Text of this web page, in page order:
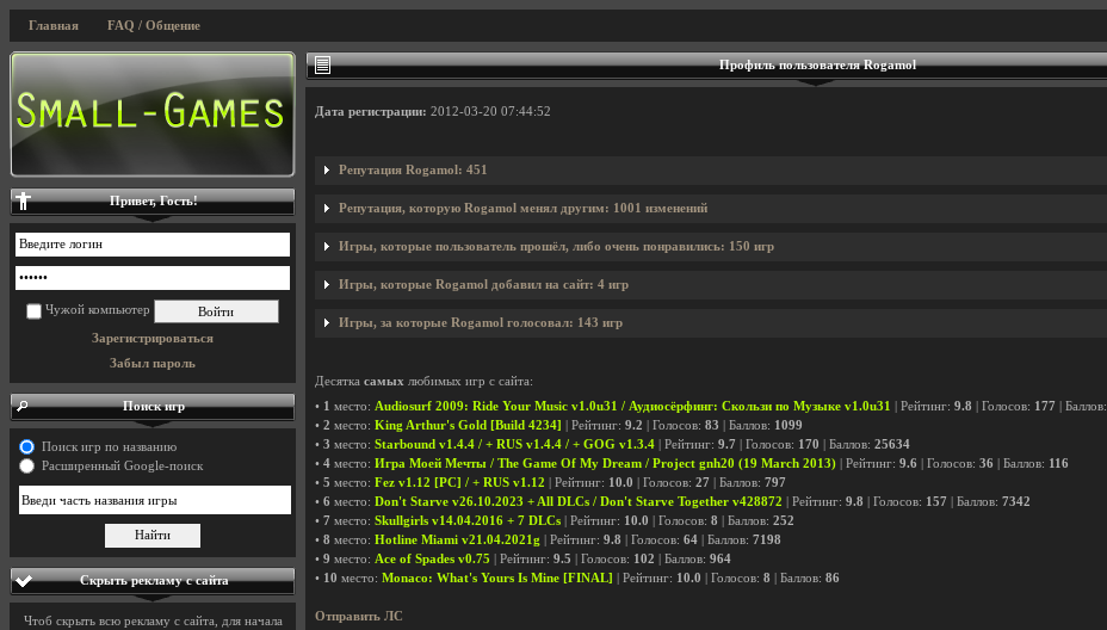
Главная FAQ / Общение
Профиль пользователя Rogamol
Дата регистрации: 2012-03-20 07:44:52
Репутация Rogamol: 451
Репутация, которую Rogamol менял другим: 1001 изменений
Игры, которые пользователь прошёл, либо очень понравились: 150 игр
Игры, которые Rogamol добавил на сайт: 4 игр
Игры, за которые Rogamol голосовал: 143 игр
Десятка самых любимых игр с сайта:
• 1 место: Audiosurf 2009: Ride Your Music v1.0u31 / Аудиосёрфинг: Скользи по Музыке v1.0u31 | Рейтинг: 9.8 | Голосов: 177 | Баллов:
• 2 место: King Arthur's Gold [Build 4234] | Рейтинг: 9.2 | Голосов: 83 | Баллов: 1099
• 3 место: Starbound v1.4.4 / + RUS v1.4.4 / + GOG v1.3.4 | Рейтинг: 9.7 | Голосов: 170 | Баллов: 25634
• 4 место: Игра Моей Мечты / The Game Of My Dream / Project gnh20 (19 March 2013) | Рейтинг: 9.6 | Голосов: 36 | Баллов: 116
• 5 место: Fez v1.12 [PC] / + RUS v1.12 | Рейтинг: 10.0 | Голосов: 27 | Баллов: 797
• 6 место: Don't Starve v26.10.2023 + All DLCs / Don't Starve Together v428872 | Рейтинг: 9.8 | Голосов: 157 | Баллов: 7342
• 7 место: Skullgirls v14.04.2016 + 7 DLCs | Рейтинг: 10.0 | Голосов: 8 | Баллов: 252
• 8 место: Hotline Miami v21.04.2021g | Рейтинг: 9.8 | Голосов: 64 | Баллов: 7198
• 9 место: Ace of Spades v0.75 | Рейтинг: 9.5 | Голосов: 102 | Баллов: 964
• 10 место: Monaco: What's Yours Is Mine [FINAL] | Рейтинг: 10.0 | Голосов: 8 | Баллов: 86
Отправить ЛС
Привет, Гость!
Чужой компьютер
Зарегистрироваться
Забыл пароль
Поиск игр
Поиск игр по названию
Расширенный Google-поиск
Скрыть рекламу с сайта
Чтоб скрыть всю рекламу с сайта, для начала